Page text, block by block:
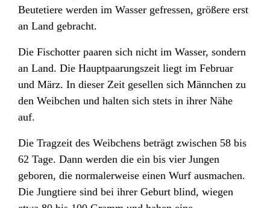
Beutetiere werden im Wasser gefressen, größere erst
an Land gebracht.
Die Fischotter paaren sich nicht im Wasser, sondern
an Land. Die Hauptpaarungszeit liegt im Februar
und März. In dieser Zeit gesellen sich Männchen zu
den Weibchen und halten sich stets in ihrer Nähe
auf.
Die Tragzeit des Weibchens beträgt zwischen 58 bis
62 Tage. Dann werden die ein bis vier Jungen
geboren, die normalerweise einen Wurf ausmachen.
Die Jungtiere sind bei ihrer Geburt blind, wiegen